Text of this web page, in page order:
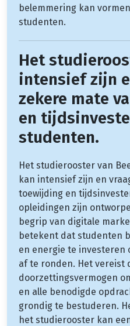
belemmering kan
studenten.
Het
intensief zijn
zekere mate
en
studenten.
Het studierooster van
kan intensief zijn en
toewijding en
opleidingen zijn
begrip van digitale
betekent dat studenten
en energie te investeren
af te ronden. Het vereist
doorzettingsvermogen
en alle benodigde
grondig te bestuderen.
het studierooster kan